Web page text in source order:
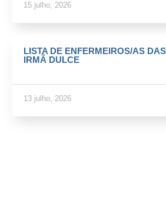
15 julho, 2026
LISTA DE ENFERMEIROS/AS
IRMÃ DULCE
13 julho, 2026